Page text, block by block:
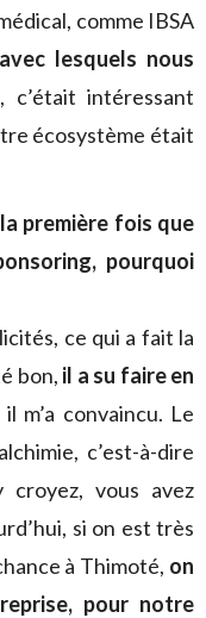
comme IBSA
lesquels nous
, c’était intéressant
écosystème était
première fois que
pourquoi
ce qui a fait la
bon, il a su faire en
m’a convaincu. Le
c’est-à-dire
croyez, vous avez
si on est très
à Thimoté, on
pour notre